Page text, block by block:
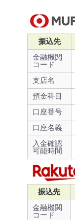
振込先
金融機関
コード
支店名
預金科目
口座番号
口座名義
入金確認
可能時間
振込先
金融機関
コード